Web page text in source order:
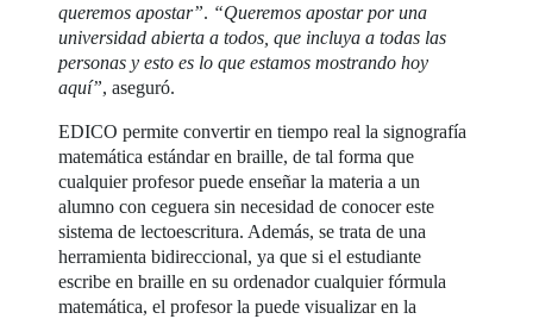
queremos apostar”. “Queremos apostar por una
universidad abierta a todos, que incluya a todas las
personas y esto es lo que estamos mostrando hoy
aquí”, aseguró.
EDICO permite convertir en tiempo real la signografía
matemática estándar en braille, de tal forma que
cualquier profesor puede enseñar la materia a un
alumno con ceguera sin necesidad de conocer este
sistema de lectoescritura. Además, se trata de una
herramienta bidireccional, ya que si el estudiante
escribe en braille en su ordenador cualquier fórmula
matemática, el profesor la puede visualizar en la